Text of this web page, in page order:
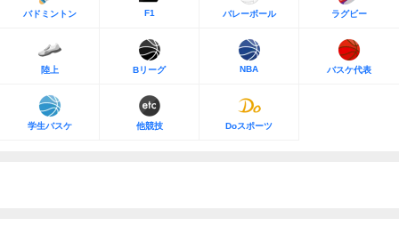
バドミントン F1 バレーボール ラグビー
陸上 Bリーグ NBA バスケ代表
学生バスケ 他競技 Doスポーツ